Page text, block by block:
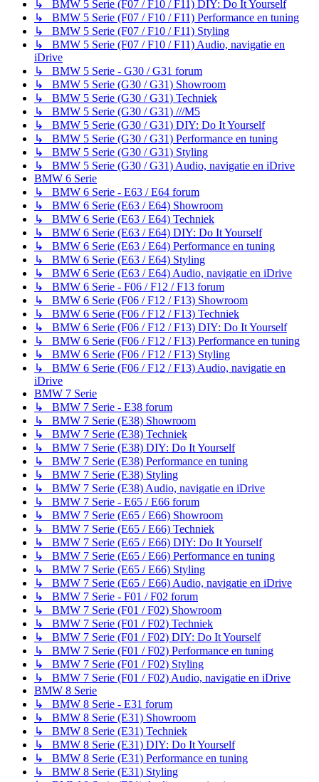
↳ BMW 5 Serie (F07 / F10 / F11) DIY: Do It Yourself
↳ BMW 5 Serie (F07 / F10 / F11) Performance en tuning
↳ BMW 5 Serie (F07 / F10 / F11) Styling
↳ BMW 5 Serie (F07 / F10 / F11) Audio, navigatie en
iDrive
↳ BMW 5 Serie - G30 / G31 forum
↳ BMW 5 Serie (G30 / G31) Showroom
↳ BMW 5 Serie (G30 / G31) Techniek
↳ BMW 5 Serie (G30 / G31) ///M5
↳ BMW 5 Serie (G30 / G31) DIY: Do It Yourself
↳ BMW 5 Serie (G30 / G31) Performance en tuning
↳ BMW 5 Serie (G30 / G31) Styling
↳ BMW 5 Serie (G30 / G31) Audio, navigatie en iDrive
BMW 6 Serie
↳ BMW 6 Serie - E63 / E64 forum
↳ BMW 6 Serie (E63 / E64) Showroom
↳ BMW 6 Serie (E63 / E64) Techniek
↳ BMW 6 Serie (E63 / E64) DIY: Do It Yourself
↳ BMW 6 Serie (E63 / E64) Performance en tuning
↳ BMW 6 Serie (E63 / E64) Styling
↳ BMW 6 Serie (E63 / E64) Audio, navigatie en iDrive
↳ BMW 6 Serie - F06 / F12 / F13 forum
↳ BMW 6 Serie (F06 / F12 / F13) Showroom
↳ BMW 6 Serie (F06 / F12 / F13) Techniek
↳ BMW 6 Serie (F06 / F12 / F13) DIY: Do It Yourself
↳ BMW 6 Serie (F06 / F12 / F13) Performance en tuning
↳ BMW 6 Serie (F06 / F12 / F13) Styling
↳ BMW 6 Serie (F06 / F12 / F13) Audio, navigatie en
iDrive
BMW 7 Serie
↳ BMW 7 Serie - E38 forum
↳ BMW 7 Serie (E38) Showroom
↳ BMW 7 Serie (E38) Techniek
↳ BMW 7 Serie (E38) DIY: Do It Yourself
↳ BMW 7 Serie (E38) Performance en tuning
↳ BMW 7 Serie (E38) Styling
↳ BMW 7 Serie (E38) Audio, navigatie en iDrive
↳ BMW 7 Serie - E65 / E66 forum
↳ BMW 7 Serie (E65 / E66) Showroom
↳ BMW 7 Serie (E65 / E66) Techniek
↳ BMW 7 Serie (E65 / E66) DIY: Do It Yourself
↳ BMW 7 Serie (E65 / E66) Performance en tuning
↳ BMW 7 Serie (E65 / E66) Styling
↳ BMW 7 Serie (E65 / E66) Audio, navigatie en iDrive
↳ BMW 7 Serie - F01 / F02 forum
↳ BMW 7 Serie (F01 / F02) Showroom
↳ BMW 7 Serie (F01 / F02) Techniek
↳ BMW 7 Serie (F01 / F02) DIY: Do It Yourself
↳ BMW 7 Serie (F01 / F02) Performance en tuning
↳ BMW 7 Serie (F01 / F02) Styling
↳ BMW 7 Serie (F01 / F02) Audio, navigatie en iDrive
BMW 8 Serie
↳ BMW 8 Serie - E31 forum
↳ BMW 8 Serie (E31) Showroom
↳ BMW 8 Serie (E31) Techniek
↳ BMW 8 Serie (E31) DIY: Do It Yourself
↳ BMW 8 Serie (E31) Performance en tuning
↳ BMW 8 Serie (E31) Styling